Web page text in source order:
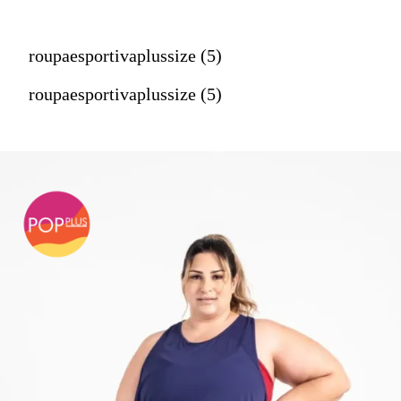
roupaesportivaplussize (5)
roupaesportivaplussize (5)